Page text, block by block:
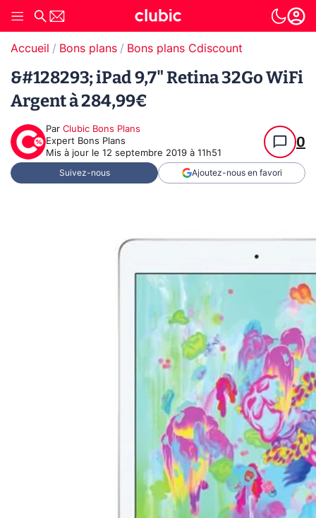
Accueil Bons plans Bons plans Cdiscount
&#128293; iPad 9,7" Retina 32Go WiFi
Argent à 284,99€
Par Clubic Bons Plans
Expert Bons Plans
Mis à jour le 12 septembre 2019 à 11h51
0
Suivez-nous Ajoutez-nous en favori